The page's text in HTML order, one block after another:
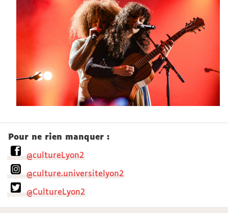
Pour ne rien manquer :
@cultureLyon2
@culture.universitelyon2
@CultureLyon2